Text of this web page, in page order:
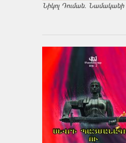
Նիկոլ Դուման. Նամականի